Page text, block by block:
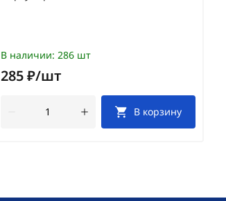
В наличии: 286 шт
285 ₽/шт
В корзину